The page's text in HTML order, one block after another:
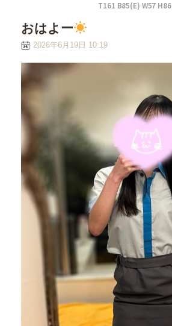
T161 B85(E) W57 H86
おはよー
2026年6月19日 10:19